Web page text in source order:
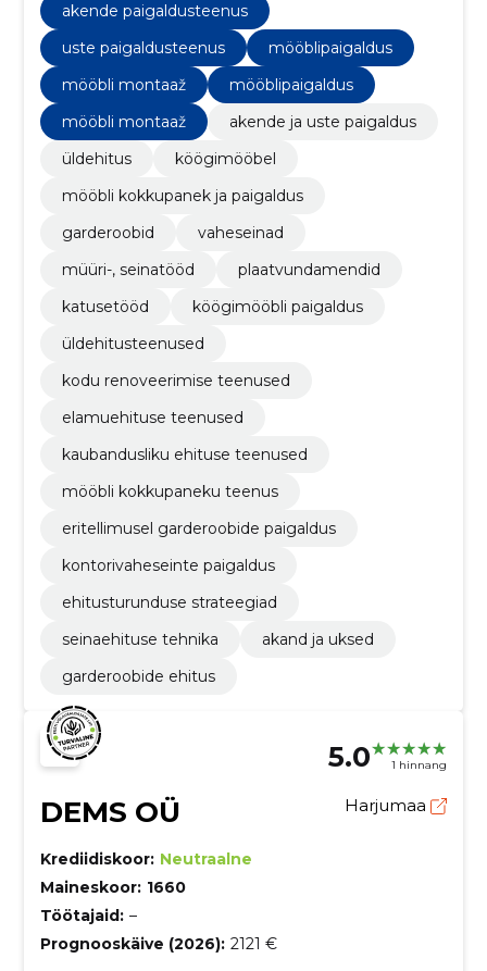
akende paigaldusteenus
uste paigaldusteenus
mööblipaigaldus
mööbli montaaž
mööblipaigaldus
mööbli montaaž
akende ja uste paigaldus
üldehitus
köögimööbel
mööbli kokkupanek ja paigaldus
garderoobid
vaheseinad
müüri-, seinatööd
plaatvundamendid
katusetööd
köögimööbli paigaldus
üldehitusteenused
kodu renoveerimise teenused
elamuehituse teenused
kaubandusliku ehituse teenused
mööbli kokkupaneku teenus
eritellimusel garderoobide paigaldus
kontorivaheseinte paigaldus
ehitusturunduse strateegiad
seinaehituse tehnika
akand ja uksed
garderoobide ehitus
5.0 1 hinnang
DEMS OÜ Harjumaa
Krediidiskoor: Neutraalne
Maineskoor: 1660
Töötajaid: –
Prognooskäive (2026): 2121 €